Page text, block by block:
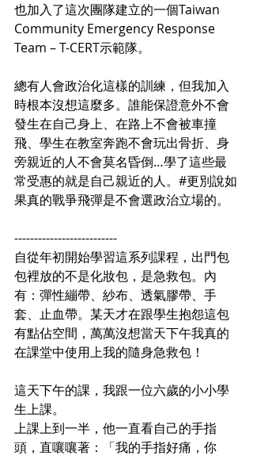
也加入了這次團隊建立的一個Taiwan
Community Emergency Response
Team – T-CERT示範隊。
總有人會政治化這樣的訓練，但我加入
時根本沒想這麼多。誰能保證意外不會
發生在自己身上、在路上不會被車撞
飛、學生在教室奔跑不會玩出骨折、身
旁親近的人不會莫名昏倒…學了這些最
常受惠的就是自己親近的人。#更別說如
果真的戰爭飛彈是不會選政治立場的。
--------------------------
自從年初開始學習這系列課程，出門包
包裡放的不是化妝包，是急救包。內
有：彈性繃帶、紗布、透氣膠帶、手
套、止血帶。某天才在跟學生抱怨這包
有點佔空間， 萬萬沒想當天下午我真的
在課堂中使用上我的隨身急救包！
這天下午的課，我跟一位六歲的小小學
生上課。
上課上到一半，他一直看自己的手指
頭，直嚷嚷著：「我的手指好痛，你